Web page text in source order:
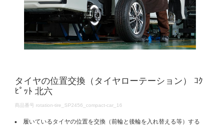
タイヤの位置交換（タイヤローテーション） ｺｸ
ﾋﾟｯﾄ 北六
DETAILS
商品番号 rotation-tire_SP2456_compact-car_16
履いているタイヤの位置を交換（前輪と後輪を入れ替える等）する